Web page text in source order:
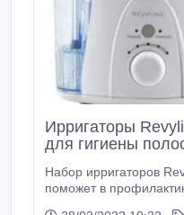
Ирригаторы
для гигиены
Набор ирригаторов
поможет в